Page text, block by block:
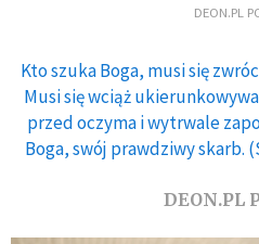
DEON.PL
Kto szuka Boga, musi się
Musi się wciąż
przed oczyma i wytrwale
Boga, swój prawdziwy skarb.
DEON.PL